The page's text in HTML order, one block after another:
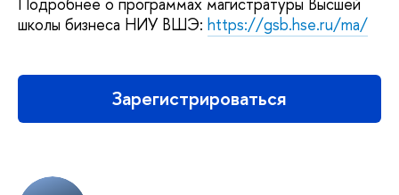
школы бизнеса НИУ ВШЭ: https://gsb.hse.ru/ma/
Зарегистрироваться